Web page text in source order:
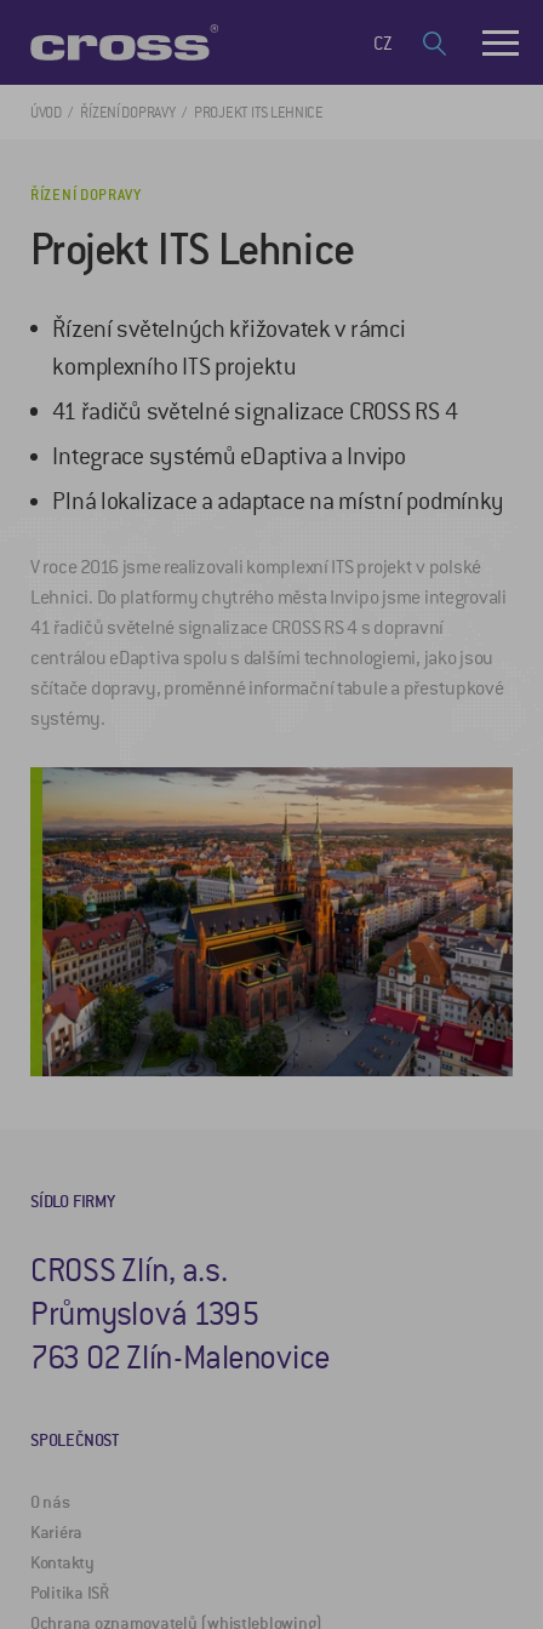
CZ
ÚVOD ŘÍZENÍ DOPRAVY PROJEKT ITS LEHNICE
ŘÍZENÍ DOPRAVY
Projekt ITS Lehnice
Řízení světelných křižovatek v rámci
komplexního ITS projektu
41 řadičů světelné signalizace CROSS RS 4
Integrace systémů eDaptiva a Invipo
Plná lokalizace a adaptace na místní podmínky
V roce 2016 jsme realizovali komplexní ITS projekt v polské
Lehnici. Do platformy chytrého města Invipo jsme integrovali
41 řadičů světelné signalizace CROSS RS 4 s dopravní
centrálou eDaptiva spolu s dalšími technologiemi, jako jsou
sčítače dopravy, proměnné informační tabule a přestupkové
systémy.
SÍDLO FIRMY
CROSS Zlín, a.s.
Průmyslová 1395
763 02 Zlín-Malenovice
SPOLEČNOST
O nás
Kariéra
Kontakty
Politika ISŘ
Ochrana oznamovatelů (whistleblowing)